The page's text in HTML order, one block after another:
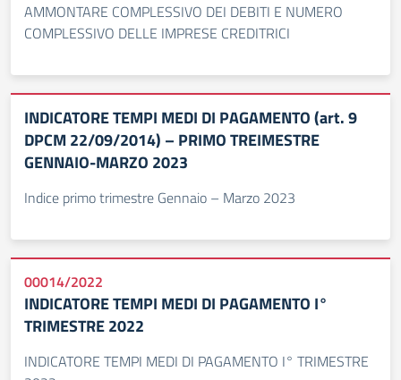
AMMONTARE COMPLESSIVO DEI DEBITI E NUMERO
COMPLESSIVO DELLE IMPRESE CREDITRICI
INDICATORE TEMPI MEDI DI PAGAMENTO (art. 9
DPCM 22/09/2014) – PRIMO TREIMESTRE
GENNAIO-MARZO 2023
Indice primo trimestre Gennaio – Marzo 2023
00014/2022
INDICATORE TEMPI MEDI DI PAGAMENTO I°
TRIMESTRE 2022
INDICATORE TEMPI MEDI DI PAGAMENTO I° TRIMESTRE